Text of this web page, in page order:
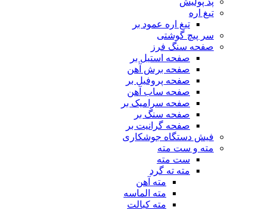
تیغ اره
تیغ اره عمود بر
سر پیچ گوشتی
صفحه سنگ فرز
صفحه استیل بر
صفحه برش آهن
صفحه پروفیل بر
صفحه ساب آهن
صفحه سرامیک بر
صفحه سنگ بر
صفحه گرانیت بر
فیش دستگاه جوشکاری
مته و ست مته
ست مته
مته ته گرد
مته آهن
مته الماسه
مته کبالت